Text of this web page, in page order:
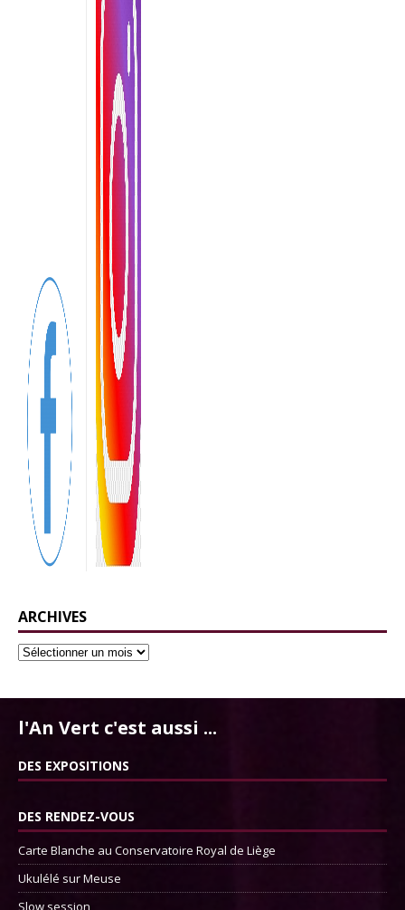
ARCHIVES
l'An Vert c'est aussi ...
DES EXPOSITIONS
DES RENDEZ-VOUS
Carte Blanche au Conservatoire Royal de Liège
Ukulélé sur Meuse
Slow session